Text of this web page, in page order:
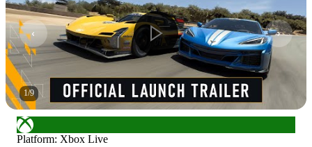
1/9
Platform: Xbox Live